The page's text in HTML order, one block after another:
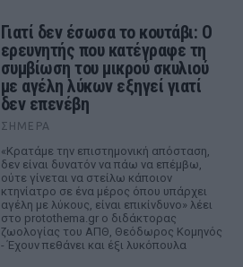
Γιατί δεν έσωσα το κουτάβι: Ο
ερευνητής που κατέγραφε τη
συμβίωση του μικρού σκυλιού
με αγέλη λύκων εξηγεί γιατί
δεν επενέβη
ΣΉΜΕΡΑ
«Κρατάμε την επιστημονική απόσταση,
δεν είναι δυνατόν να πάω να επέμβω,
ούτε γίνεται να στείλω κάποιον
κτηνίατρο σε ένα μέρος όπου υπάρχει
αγέλη με λύκους, είναι επικίνδυνο» λέει
στο protothema.gr ο διδάκτορας
ζωολογίας του ΑΠΘ, Θεόδωρος Κομηνός
- Έχουν πεθάνει και έξι λυκόπουλα